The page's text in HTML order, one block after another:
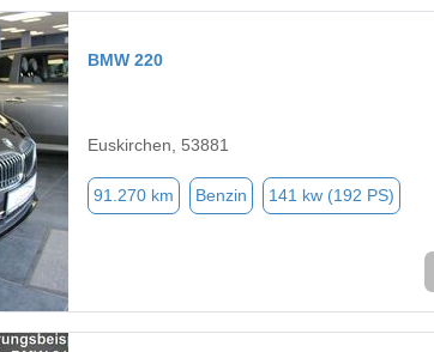
BMW 220
Euskirchen, 53881
91.270 km Benzin 141 kw (192 PS)